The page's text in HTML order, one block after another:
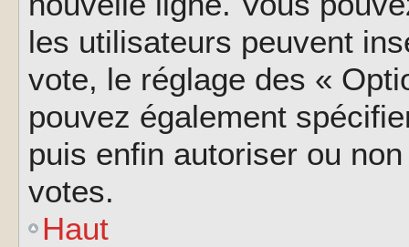
les utilisateurs peuvent
vote, le réglage des «
pouvez également
puis enfin autoriser ou
votes.
Haut